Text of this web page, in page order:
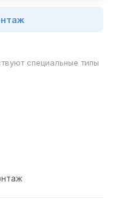
специальные типы